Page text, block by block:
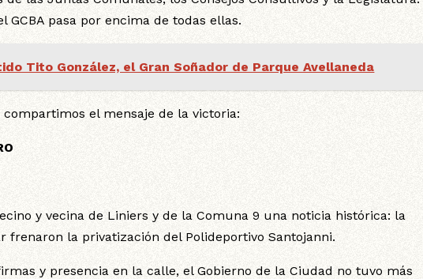
pasa por encima de todas ellas.
Tito González, el Gran Soñador de Parque Avellaneda
el mensaje de la victoria:
y vecina de Liniers y de la Comuna 9 una noticia histórica: la
frenaron la privatización del Polideportivo Santojanni.
y presencia en la calle, el Gobierno de la Ciudad no tuvo más